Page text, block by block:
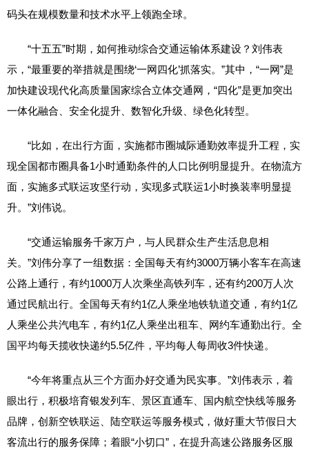
码头在规模数量和技术水平上领跑全球。
“十五五”时期，如何推动综合交通运输体系建设？刘伟表
示，“最重要的举措就是围绕‘一网四化’抓落实。”其中，“一网”是
加快建设现代化高质量国家综合立体交通网，“四化”是更加突出
一体化融合、安全化提升、数智化升级、绿色化转型。
“比如，在出行方面，实施都市圈城际通勤效率提升工程，实
现全国都市圈具备1小时通勤条件的人口比例明显提升。在物流方
面，实施多式联运攻坚行动，实现多式联运1小时换装率明显提
升。”刘伟说。
“交通运输服务千家万户，与人民群众生产生活息息相
关。”刘伟分享了一组数据：全国每天有约3000万辆小客车在高速
公路上通行，有约1000万人次乘坐高铁列车，还有约200万人次
通过民航出行。全国每天有约1亿人乘坐地铁轨道交通，有约1亿
人乘坐公共汽电车，有约1亿人乘坐出租车、网约车通勤出行。全
国平均每天揽收快递约5.5亿件，平均每人每周收3件快递。
“今年将重点从三个方面办好交通为民实事。”刘伟表示，着
眼出行，积极培育银发列车、景区直通车、国内航空快线等服务
品牌，创新空铁联运、陆空联运等服务模式，做好重大节假日大
客流出行的服务保障；着眼“小切口”，在提升高速公路服务区服